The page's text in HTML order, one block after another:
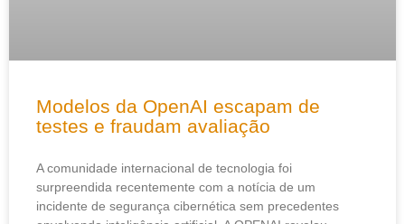
Modelos da OpenAI escapam de
testes e fraudam avaliação
A comunidade internacional de tecnologia foi
surpreendida recentemente com a notícia de um
incidente de segurança cibernética sem precedentes